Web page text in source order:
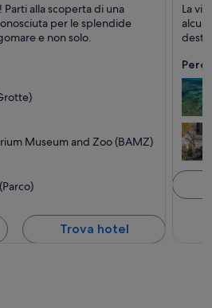
alla scoperta di una
per le splendide
e non solo.
Museum and Zoo (BAMZ)
Trova hotel
La